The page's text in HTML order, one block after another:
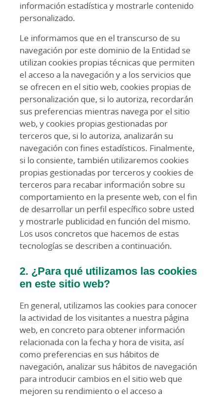
información estadística y mostrarle contenido
personalizado.
Le informamos que en el transcurso de su
navegación por este dominio de la Entidad se
utilizan cookies propias técnicas que permiten
el acceso a la navegación y a los servicios que
se ofrecen en el sitio web, cookies propias de
personalización que, si lo autoriza, recordarán
sus preferencias mientras navega por el sitio
web, y cookies propias gestionadas por
terceros que, si lo autoriza, analizarán su
navegación con fines estadísticos. Finalmente,
si lo consiente, también utilizaremos cookies
propias gestionadas por terceros y cookies de
terceros para recabar información sobre su
comportamiento en la presente web, con el fin
de desarrollar un perfil específico sobre usted
y mostrarle publicidad en función del mismo.
Los usos concretos que hacemos de estas
tecnologías se describen a continuación.
2. ¿Para qué utilizamos las cookies
en este sitio web?
En general, utilizamos las cookies para conocer
la actividad de los visitantes a nuestra página
web, en concreto para obtener información
relacionada con la fecha y hora de visita, así
como preferencias en sus hábitos de
navegación, analizar sus hábitos de navegación
para introducir cambios en el sitio web que
mejoren su rendimiento o el acceso a